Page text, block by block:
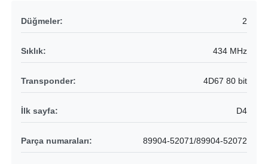
Düğmeler: 2
Sıklık: 434 MHz
Transponder: 4D67 80 bit
İlk sayfa: D4
Parça numaraları: 89904-52071/89904-52072